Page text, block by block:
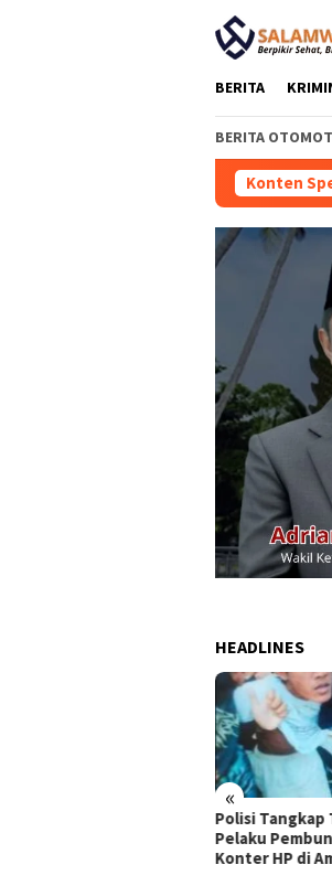
BERITA
BERITA
Konten
HEADLINES
«
Polisi
Pelaku
Konter HP di